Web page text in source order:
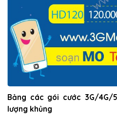
Bảng các gói cước 3G/4G/
lượng khủng